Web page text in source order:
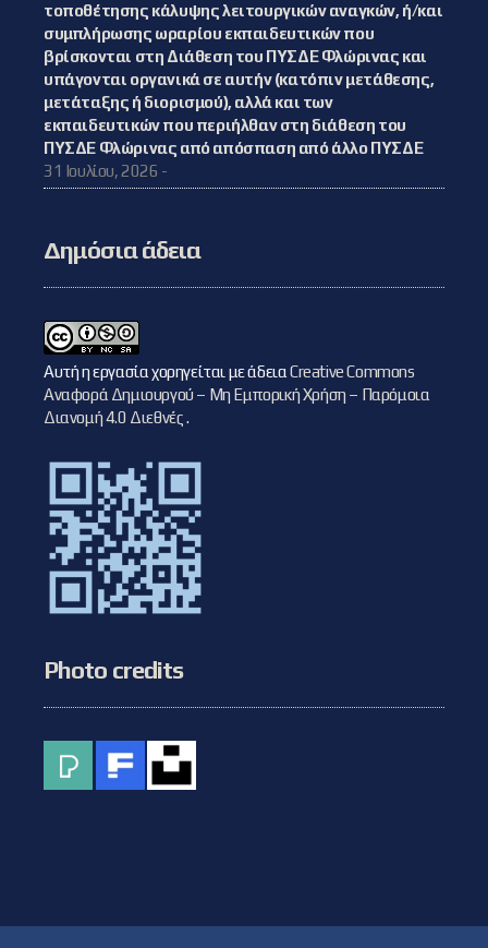
τοποθέτησης κάλυψης λειτουργικών αναγκών, ή/και
συμπλήρωσης ωραρίου εκπαιδευτικών που
βρίσκονται στη Διάθεση του ΠΥΣΔΕ Φλώρινας και
υπάγονται οργανικά σε αυτήν (κατόπιν μετάθεσης,
μετάταξης ή διορισμού), αλλά και των
εκπαιδευτικών που περιήλθαν στη διάθεση του
ΠΥΣΔΕ Φλώρινας από απόσπαση από άλλο ΠΥΣΔΕ
31 Ιουλίου, 2026 -
Δημόσια άδεια
Αυτή η εργασία χορηγείται με άδειαCreative Commons
Αναφορά Δημιουργού – Μη Εμπορική Χρήση – Παρόμοια
Διανομή 4.0 Διεθνές.
Photo credits